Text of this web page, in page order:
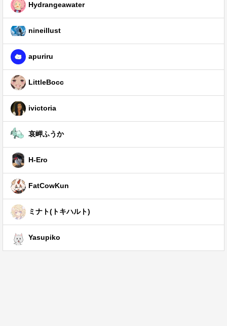
Hydrangeawater
nineillust
apuriru
LittleBocc
ivictoria
哀岬ふうか
H-Ero
FatCowKun
ミナト(トキハルト)
Yasupiko